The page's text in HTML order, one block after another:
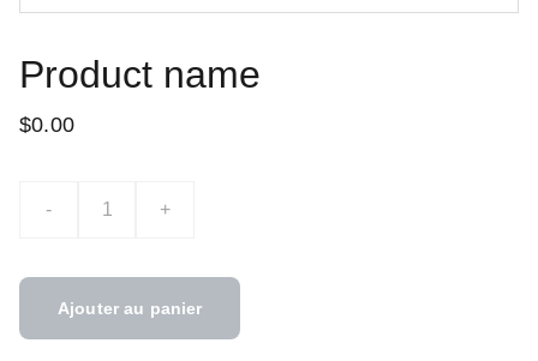
Product name
$0.00
- +
Ajouter au panier